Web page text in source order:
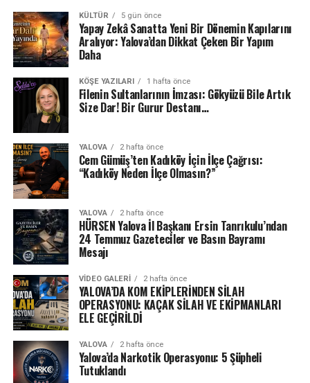
KÜLTÜR 5 gün önce
Yapay Zekâ Sanatta Yeni Bir Dönemin Kapılarını
Aralıyor: Yalova’dan Dikkat Çeken Bir Yapım
Daha
KÖŞE YAZILARI 1 hafta önce
Filenin Sultanlarının İmzası: Gökyüzü Bile Artık
Size Dar! Bir Gurur Destanı…
YALOVA 2 hafta önce
Cem Gümüş’ten Kadıköy İçin İlçe Çağrısı:
“Kadıköy Neden İlçe Olmasın?”
YALOVA 2 hafta önce
HÜRSEN Yalova İl Başkanı Ersin Tanrıkulu’ndan
24 Temmuz Gazeteciler ve Basın Bayramı
Mesajı
VIDEO GALERI 2 hafta önce
YALOVA’DA KOM EKİPLERİNDEN SİLAH
OPERASYONU: KAÇAK SİLAH VE EKİPMANLARI
ELE GEÇİRİLDİ
YALOVA 2 hafta önce
Yalova’da Narkotik Operasyonu: 5 Şüpheli
Tutuklandı